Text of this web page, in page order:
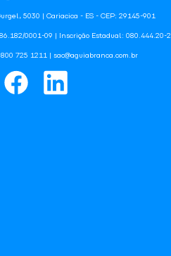
5030 | Cariacica - ES - CEP: 29145-901
0001-09 | Inscrição Estadual: 080.444.20-2
725 1211 | sac@aguiabranca.com.br